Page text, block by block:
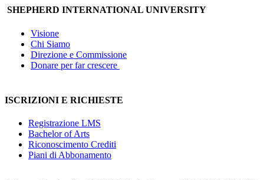
SHEPHERD INTERNATIONAL UNIVERSITY
Visione
Chi Siamo
Direzione e Commissione
Donare per far crescere
ISCRIZIONI E RICHIESTE
Registrazione LMS
Bachelor of Arts
Riconoscimento Crediti
Piani di Abbonamento